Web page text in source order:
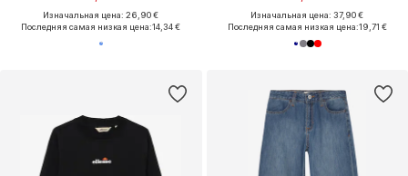
Изначальная цена: 26,90 €
Последняя самая низкая цена:14,34 €
Изначальная цена: 37,90 €
Последняя самая низкая цена:19,71 €